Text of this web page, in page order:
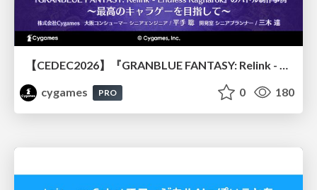
【CEDEC2026】『GRANBLUE FANTASY: Relink - Endless Ragnarok』のバトル制作事例 ～最高のキャラゲーを目指して～
cygames
PRO 0 180